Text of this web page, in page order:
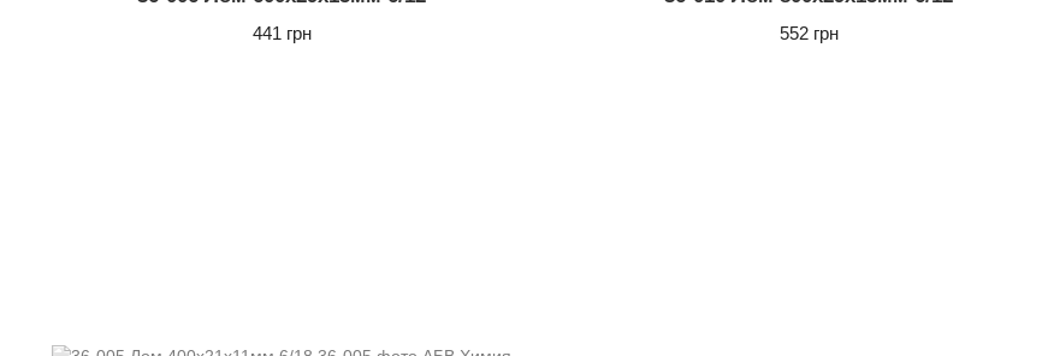
441 грн 552 грн